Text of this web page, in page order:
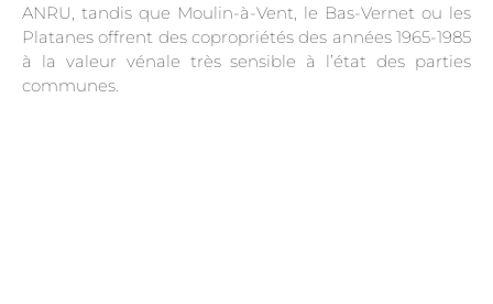
ANRU, tandis que Moulin-à-Vent, le Bas-Vernet ou les
Platanes offrent des copropriétés des années 1965-1985
à la valeur vénale très sensible à l’état des parties
communes.